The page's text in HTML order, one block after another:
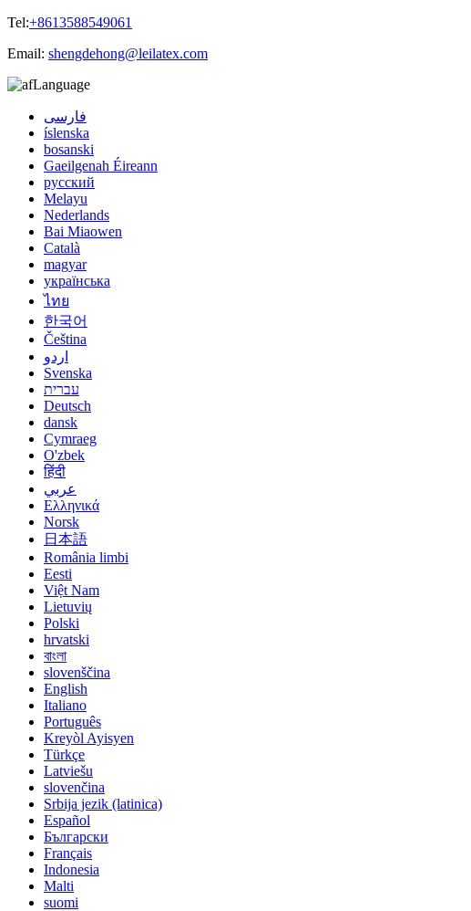
Tel:+8613588549061
Email: shengdehong@leilatex.com
Language
فارسی
íslenska
bosanski
Gaeilgenah Éireann
русский
Melayu
Nederlands
Bai Miaowen
Català
magyar
українська
ไทย
한국어
Čeština
اردو
Svenska
עברית
Deutsch
dansk
Cymraeg
O'zbek
हिंदी
عربي
Ελληνικά
Norsk
日本語
România limbi
Eesti
Việt Nam
Lietuvių
Polski
hrvatski
বাংলা
slovenščina
English
Italiano
Português
Kreyòl Ayisyen
Türkçe
Latviešu
slovenčina
Srbija jezik (latinica)
Español
Български
Français
Indonesia
Malti
suomi